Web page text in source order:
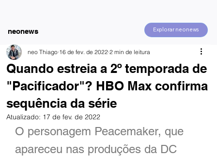
Explorar neonews
neonews
Quando estreia a 2º temporada de
"Pacificador"? HBO Max confirma
sequência da série
neo Thiago 16 de fev. de 2022 2 min de leitura
Atualizado: 17 de fev. de 2022
O personagem Peacemaker, que
apareceu nas produções da DC